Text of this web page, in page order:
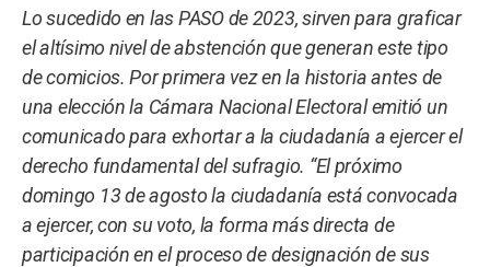
Lo sucedido en las PASO de 2023, sirven para graficar
el altísimo nivel de abstención que generan este tipo
de comicios. Por primera vez en la historia antes de
una elección la Cámara Nacional Electoral emitió un
comunicado para exhortar a la ciudadanía a ejercer el
derecho fundamental del sufragio. “El próximo
domingo 13 de agosto la ciudadanía está convocada
a ejercer, con su voto, la forma más directa de
participación en el proceso de designación de sus